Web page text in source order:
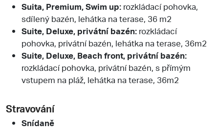
Suita, Premium, Swim up: rozkládací pohovka,
sdílený bazén, lehátka na terase, 36 m2
Suite, Deluxe, privátní bazén: rozkládací
pohovka, privátní bazén, lehátka na terase, 36m2
Suite, Deluxe, Beach front, privátní bazén:
rozkládací pohovka, privátní bazén, s přímým
vstupem na pláž, lehátka na terase, 36m2
Stravování
Snídaně